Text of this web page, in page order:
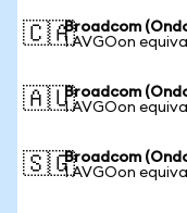
🇨🇦Broadcom
1 AVGOon
🇦🇺Broadcom
1 AVGOon
🇸🇬Broadcom
1 AVGOon